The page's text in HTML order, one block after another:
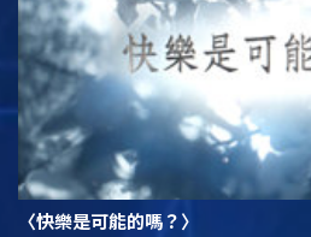
〈快樂是可能的嗎？〉